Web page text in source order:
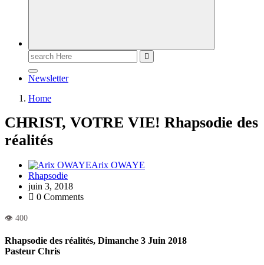
Newsletter
Home
CHRIST, VOTRE VIE! Rhapsodie des
réalités
Arix OWAYE
Rhapsodie
juin 3, 2018
0 Comments
Rhapsodie des réalités, Dimanche 3 Juin 2018
Pasteur Chris